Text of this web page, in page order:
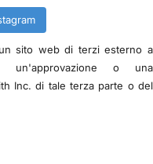
sito web di terzi esterno a
un'approvazione o una
Inc. di tale terza parte o del